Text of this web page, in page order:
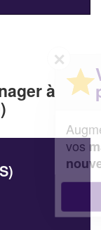
à
?
d'affaireset